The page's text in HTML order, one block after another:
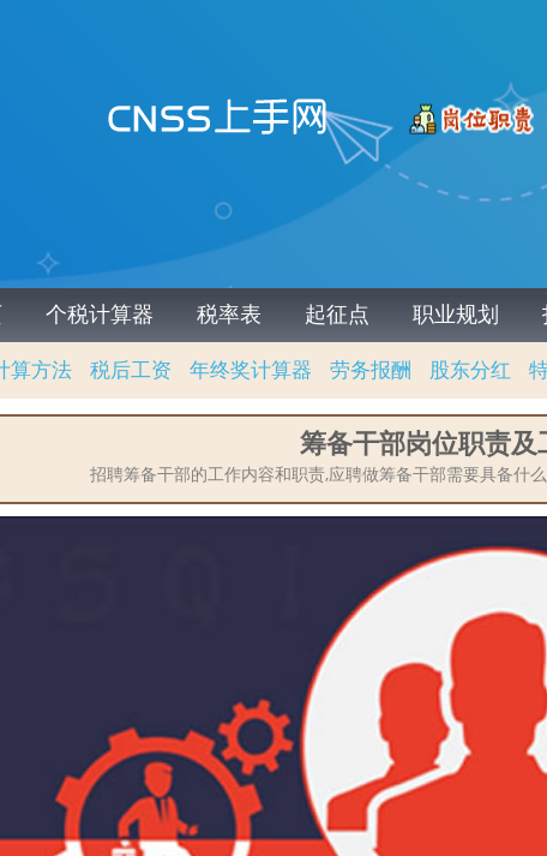
个税计算器 税率表 起征点 职业规划
算方法 税后工资 年终奖计算器 劳务报酬 股东分红
筹备干部岗位职责及
招聘筹备干部的工作内容和职责,应聘做筹备干部需要具备什